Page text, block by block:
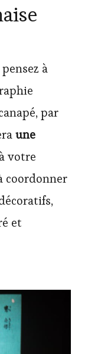
à
par
une
à votre
coordonner
et